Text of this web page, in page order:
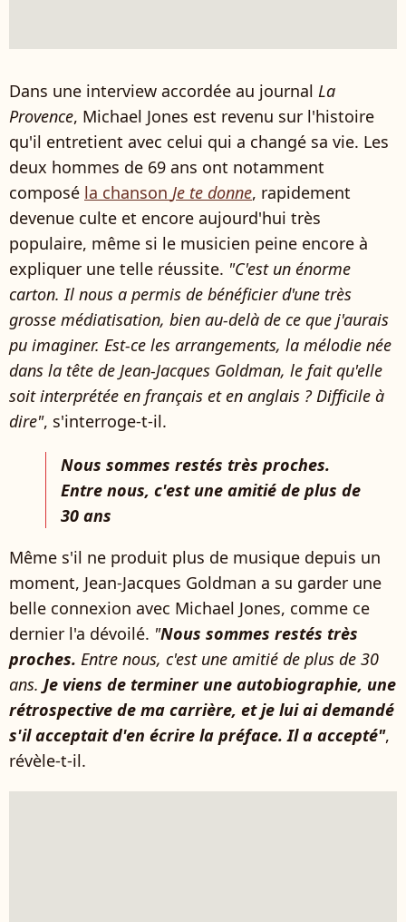
Dans une interview accordée au journal La
Provence, Michael Jones est revenu sur l'histoire
qu'il entretient avec celui qui a changé sa vie. Les
deux hommes de 69 ans ont notamment
composé la chanson Je te donne, rapidement
devenue culte et encore aujourd'hui très
populaire, même si le musicien peine encore à
expliquer une telle réussite. "C'est un énorme
carton. Il nous a permis de bénéficier d'une très
grosse médiatisation, bien au-delà de ce que j'aurais
pu imaginer. Est-ce les arrangements, la mélodie née
dans la tête de Jean-Jacques Goldman, le fait qu'elle
soit interprétée en français et en anglais ? Difficile à
dire", s'interroge-t-il.
Nous sommes restés très proches.
Entre nous, c'est une amitié de plus de
30 ans
Même s'il ne produit plus de musique depuis un
moment, Jean-Jacques Goldman a su garder une
belle connexion avec Michael Jones, comme ce
dernier l'a dévoilé. "Nous sommes restés très
proches. Entre nous, c'est une amitié de plus de 30
ans. Je viens de terminer une autobiographie, une
rétrospective de ma carrière, et je lui ai demandé
s'il acceptait d'en écrire la préface. Il a accepté",
révèle-t-il.